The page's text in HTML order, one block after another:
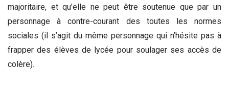
majoritaire, et qu’elle ne peut être soutenue que par un
personnage à contre-courant des toutes les normes
sociales (il s’agit du même personnage qui n’hésite pas à
frapper des élèves de lycée pour soulager ses accès de
colère).